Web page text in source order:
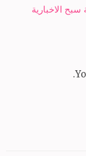
الاخبارية